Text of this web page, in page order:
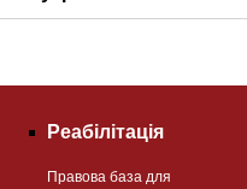
Реабілітація
Правова база для